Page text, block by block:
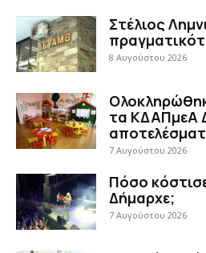
Στέλιος
8 Αυγούστου 2026
τα ΚΔΑΠμεΑ
7 Αυγούστου 2026
Πόσο
Δήμαρχε;
7 Αυγούστου 2026